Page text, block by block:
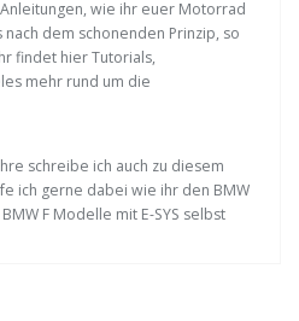
wie ihr euer Motorrad
dem schonenden Prinzip, so
findet hier Tutorials,
mehr rund um die
schreibe ich auch zu diesem
ich gerne dabei wie ihr den BMW
F Modelle mit E-SYS selbst